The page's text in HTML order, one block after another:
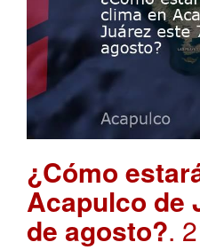
¿Cómo
Acapulco de
de agosto?.